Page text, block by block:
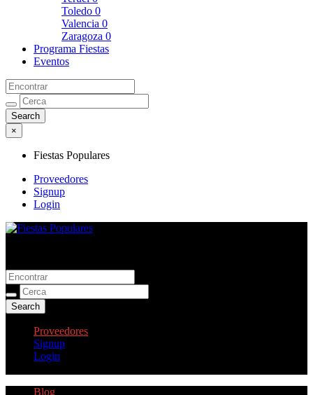
Toledo 0
Valencia 0
Zaragoza 0
Programa Fiestas
Eventos
×
Fiestas Populares
Proveedores
Signup
Login
Proveedores
Signup
Login
Blog